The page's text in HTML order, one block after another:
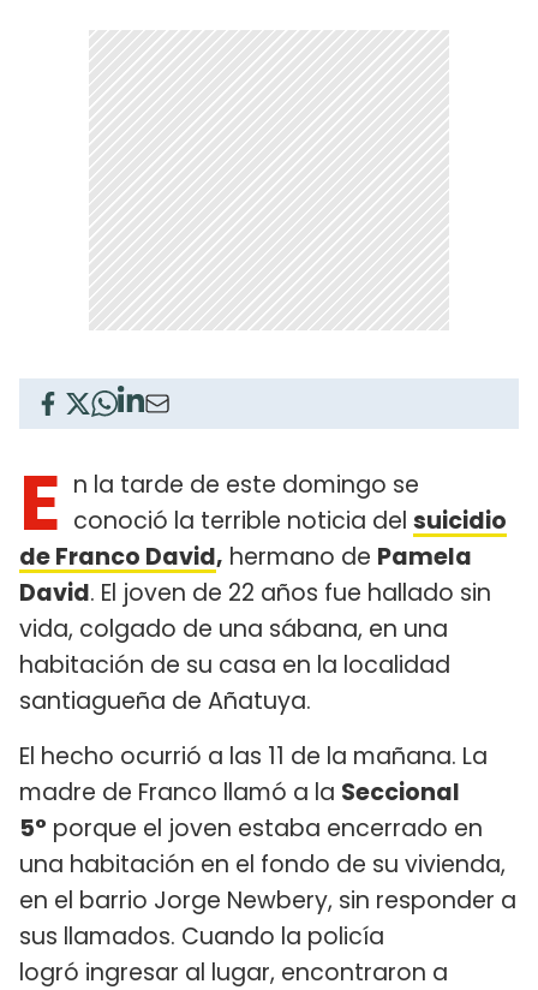
E n la tarde de este domingo se
conoció la terrible noticia del suicidio
de Franco David, hermano de Pamela
David. El joven de 22 años fue hallado sin
vida, colgado de una sábana, en una
habitación de su casa en la localidad
santiagueña de Añatuya.
El hecho ocurrió a las 11 de la mañana. La
madre de Franco llamó a la Seccional
5° porque el joven estaba encerrado en
una habitación en el fondo de su vivienda,
en el barrio Jorge Newbery, sin responder a
sus llamados. Cuando la policía
logró ingresar al lugar, encontraron a